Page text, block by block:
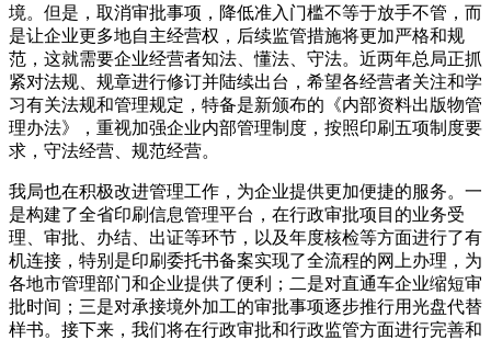
境。但是，取消审批事项，降低准入门槛不等于放手不管，而
是让企业更多地自主经营权，后续监管措施将更加严格和规
范，这就需要企业经营者知法、懂法、守法。近两年总局正抓
紧对法规、规章进行修订并陆续出台，希望各经营者关注和学
习有关法规和管理规定，特备是新颁布的《内部资料出版物管
理办法》，重视加强企业内部管理制度，按照印刷五项制度要
求，守法经营、规范经营。
我局也在积极改进管理工作，为企业提供更加便捷的服务。一
是构建了全省印刷信息管理平台，在行政审批项目的业务受
理、审批、办结、出证等环节，以及年度核检等方面进行了有
机连接，特别是印刷委托书备案实现了全流程的网上办理，为
各地市管理部门和企业提供了便利；二是对直通车企业缩短审
批时间；三是对承接境外加工的审批事项逐步推行用光盘代替
样书。接下来，我们将在行政审批和行政监管方面进行完善和